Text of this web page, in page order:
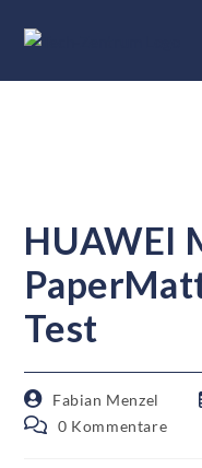
HUAWEI
Test
Fabian Menzel
0 Kommentare